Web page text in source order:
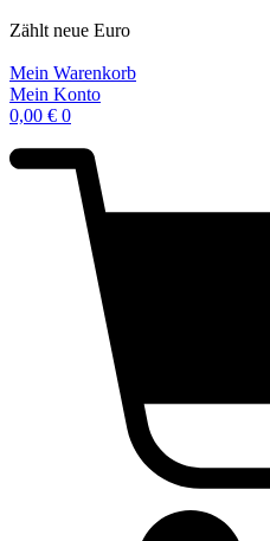
Zählt neue Euro
Mein Warenkorb
Mein Konto
0,00 € 0